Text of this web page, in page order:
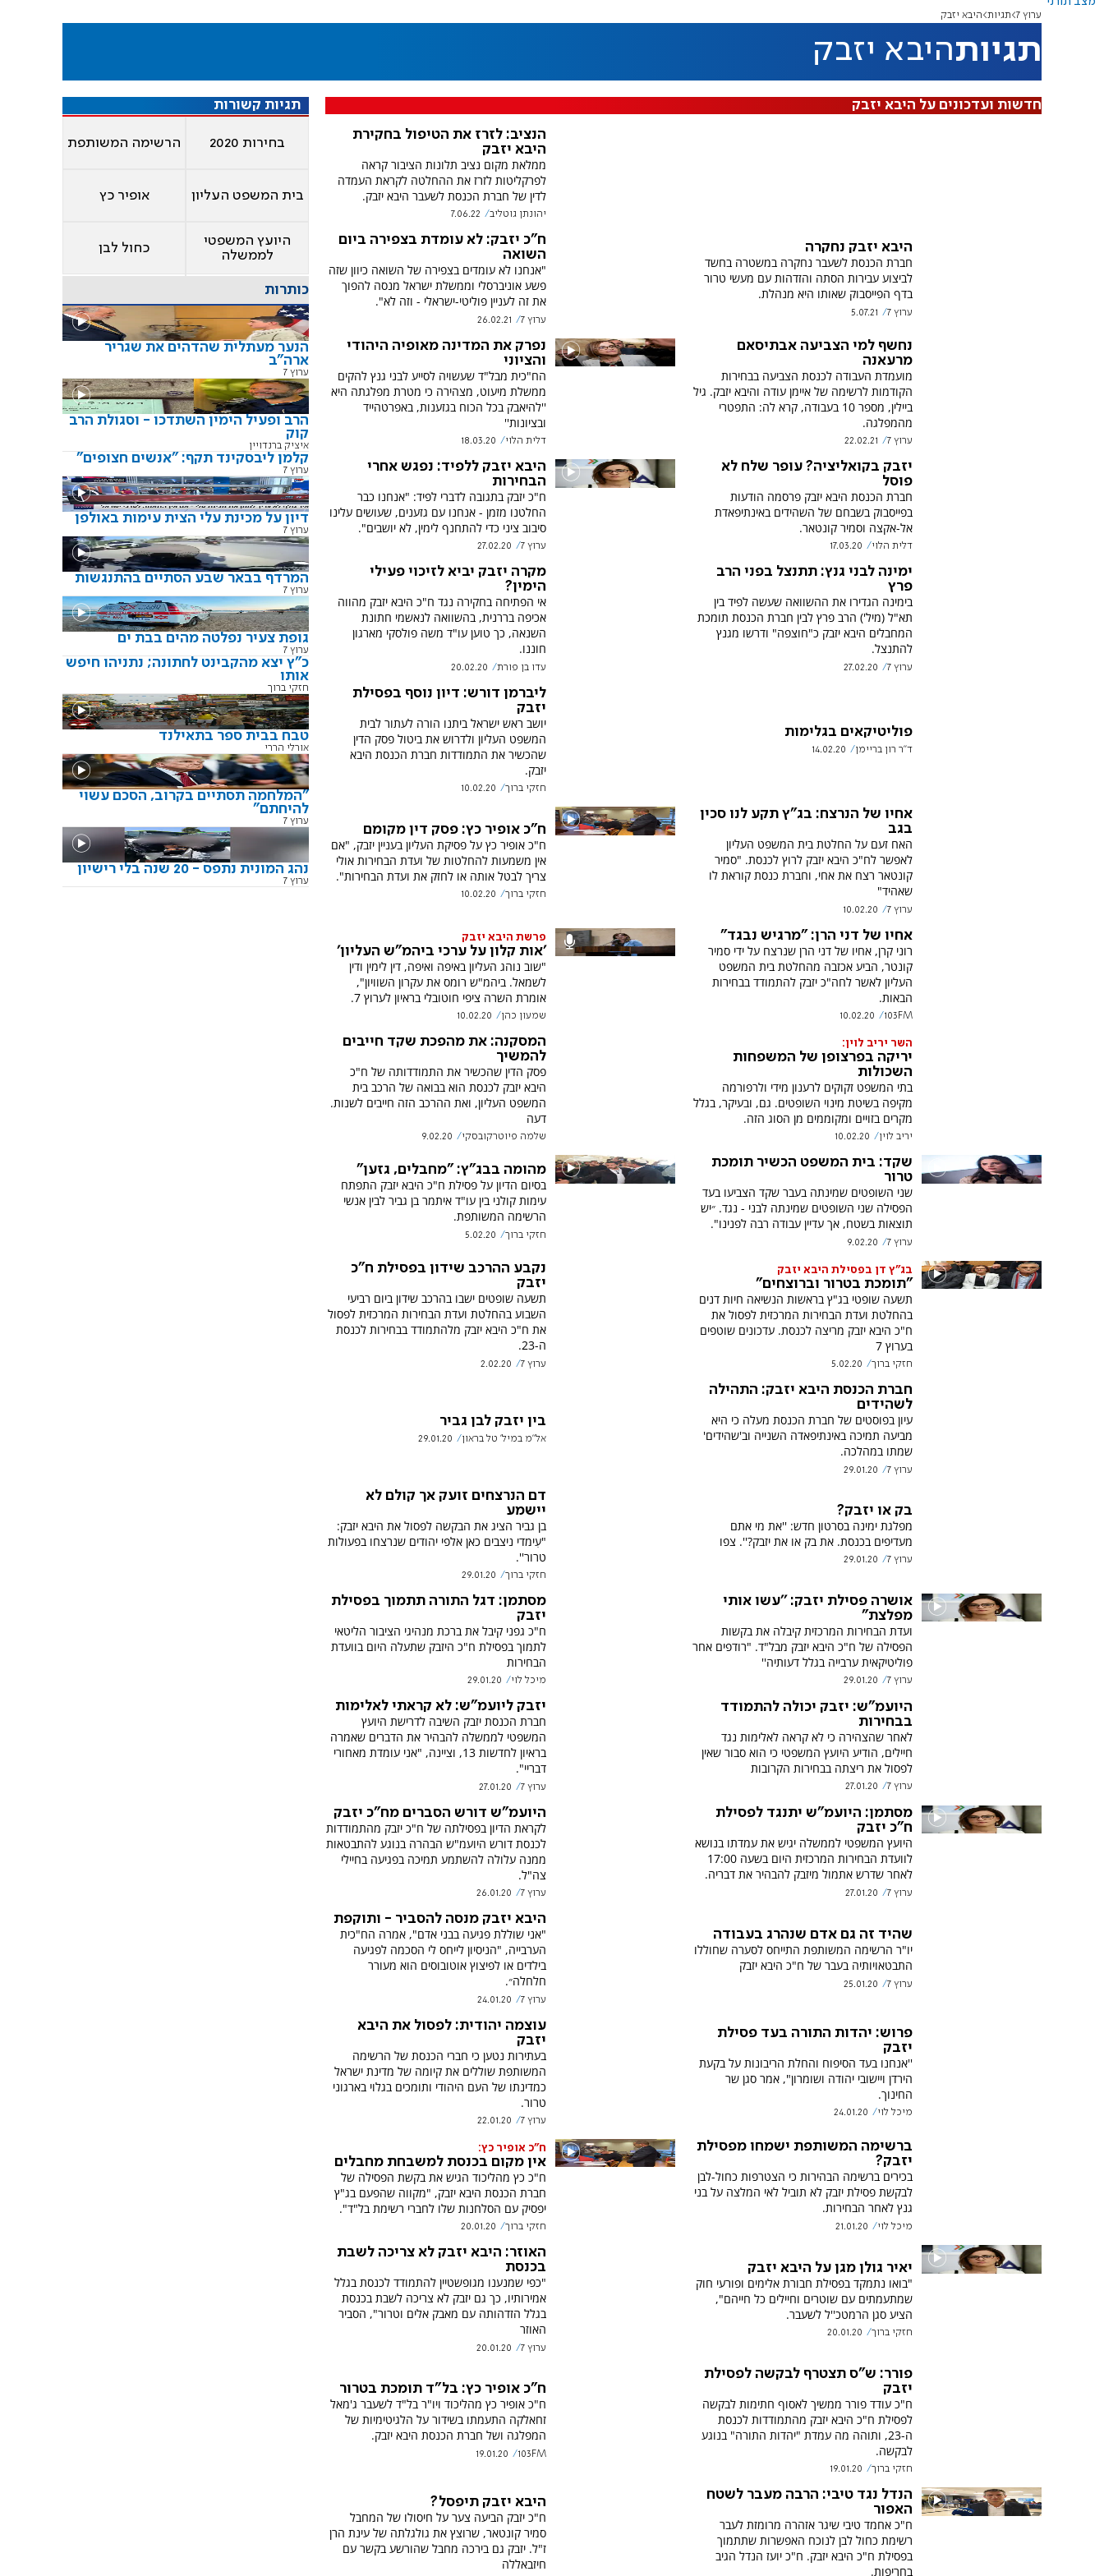
ערוץ 7 תגיות היבא יזבק
תגיותהיבא יזבק
חדשות ועדכונים על היבא יזבק
הנציב: לזרז את הטיפול בחקירת
היבא יזבק
ממלאת מקום נציב תלונות הציבור קראה
לפרקליטות לזרז את ההחלטה לקראת העמדה
לדין של חברת הכנסת לשעבר היבא יזבק.
יהונתן גוטליב 7.06.22
היבא יזבק נחקרה
חברת הכנסת לשעבר נחקרה במשטרה בחשד
לביצוע עבירות הסתה והזדהות עם מעשי טרור
בדף הפייסבוק שאותו היא מנהלת.
ערוץ 7 5.07.21
ח"כ יזבק: לא עומדת בצפירה ביום
השואה
"אנחנו לא עומדים בצפירה של השואה כיוון שזה
פשע אוניברסלי וממשלת ישראל מנסה להפוך
את זה לעניין פוליטי-ישראלי - וזה לא".
ערוץ 7 26.02.21
נחשף למי הצביעה אבתיסאם
מרעאנה
מועמדת העבודה לכנסת הצביעה בבחירות
הקודמות לרשימה של איימן עודה והיבא יזבק. גיל
ביילין, מספר 10 בעבודה, קרא לה: התפטרי
מהמפלגה.
ערוץ 7 22.02.21
נפרק את המדינה מאופיה היהודי
והציוני
הח"כית מבל"ד שעשויה לסייע לבני גנץ להקים
ממשלת מיעוט, מצהירה כי מטרת מפלגתה היא
''להיאבק בכל הכוח בגזענות, באפרטהייד
ובציונות''
דלית הלוי 18.03.20
יזבק בקואליציה? עופר שלח לא
פוסל
חברת הכנסת היבא יזבק פרסמה הודעות
בפייסבוק בשבחם של השהידים באינתיפאדת
אל-אקצה וסמיר קונטאר.
דלית הלוי 17.03.20
היבא יזבק ללפיד: נפגש אחרי
הבחירות
ח"כ יזבק בתגובה לדברי לפיד: "אנחנו כבר
החלטנו מזמן - אנחנו עם גזענים, שעושים עלינו
סיבוב ציני כדי להתחנף לימין, לא יושבים".
ערוץ 7 27.02.20
ימינה לבני גנץ: תתנצל בפני הרב
פרץ
בימינה הגדירו את ההשוואה שעשה לפיד בין
תא"ל (מיל') הרב פרץ לבין חברת הכנסת תומכת
המחבלים היבא יזבק כ"חוצפה" ודרשו מגנץ
להתנצל.
ערוץ 7 27.02.20
מקרה יזבק יביא לזיכוי פעילי
הימין?
אי הפתיחה בחקירה נגד ח"כ היבא יזבק מהווה
אכיפה בררנית, בהשוואה לנאשמי חתונת
השנאה, כך טוען עו"ד משה פולסקי מארגון
חוננו.
עדו בן פורת 20.02.20
פוליטיקאים בגלימות
ד"ר רון בריימן 14.02.20
ליברמן דורש: דיון נוסף בפסילת
יזבק
יושב ראש ישראל ביתנו הורה לעתור לבית
המשפט העליון ולדרוש את ביטול פסק הדין
שהכשיר את התמודדות חברת הכנסת היבא
יזבק.
חזקי ברוך 10.02.20
אחיו של הנרצח: בג"ץ תקע לנו סכין
בגב
האח זעם על החלטת בית המשפט העליון
לאפשר לח"כ היבא יזבק לרוץ לכנסת. "סמיר
קונטאר רצח את אחי, וחברת כנסת קוראת לו
שאהיד"
ערוץ 7 10.02.20
ח"כ אופיר כץ: פסק דין מקומם
ח"כ אופיר כץ על פסיקת העליון בעניין יזבק, "אם
אין משמעות להחלטות של ועדת הבחירות אולי
צריך לבטל אותה או לחזק את ועדת הבחירות".
חזקי ברוך 10.02.20
אחיו של דני הרן: "מרגיש נבגד"
רוני קרן, אחיו של דני הרן שנרצח על ידי סמיר
קונטר, הביע אכזבה מהחלטת בית המשפט
העליון לאשר לחה"כ יזבק להתמודד בבחירות
הבאות.
103FM
10.02.20
פרשת היבא יזבק
'אות קלון על ערכי ביהמ"ש העליון'
"שוב נוהג העליון באיפה ואיפה, דין לימין ודין
לשמאל. ביהמ"ש רומס את עקרון השוויון",
אומרת השרה ציפי חוטובלי בראיון לערוץ 7.
שמעון כהן 10.02.20
השר יריב לוין:
יריקה בפרצופן של המשפחות
השכולות
בתי המשפט זקוקים לרענון מידי ולרפורמה
מקיפה בשיטת מינוי השופטים. גם, ובעיקר, בגלל
מקרים בזויים ומקוממים מן הסוג הזה.
יריב לוין 10.02.20
המסקנה: את מהפכת שקד חייבים
להמשיך
פסק הדין שהכשיר את התמודדותה של ח"כ
היבא יזבק לכנסת הוא בבואה של הרכב בית
המשפט העליון, ואת ההרכב הזה חייבים לשנות.
דעה
שלמה פיוטרקובסקי 9.02.20
שקד: בית המשפט הכשיר תומכת
טרור
שני השופטים שמינתה בעבר שקד הצביעו בעד
הפסילה שני השופטים שמינתה לבני - נגד. ״יש
תוצאות בשטח, אך עדיין עבודה רבה לפנינו".
ערוץ 7 9.02.20
מהומה בבג"ץ: "מחבלים, גזען"
בסיום הדיון על פסילת ח"כ היבא יזבק התפתח
עימות קולני בין עו"ד איתמר בן גביר לבין אנשי
הרשימה המשותפת.
חזקי ברוך 5.02.20
בג"ץ דן בפסילת היבא יזבק
"תומכת בטרור וברוצחים"
תשעה שופטי בג"ץ בראשות הנשיאה חיות דנים
בהחלטת ועדת הבחירות המרכזית לפסול את
ח"כ היבא יזבק מריצה לכנסת. עדכונים שוטפים
בערוץ 7
חזקי ברוך 5.02.20
נקבע ההרכב שידון בפסילת ח"כ
יזבק
תשעה שופטים ישבו בהרכב שידון ביום רביעי
השבוע בהחלטת ועדת הבחירות המרכזית לפסול
את ח"כ היבא יזבק מלהתמודד בבחירות לכנסת
ה-23.
ערוץ 7 2.02.20
חברת הכנסת היבא יזבק: התהילה
לשהידים
עיון בפוסטים של חברת הכנסת מעלה כי היא
מביעה תמיכה באינתיפאדה השנייה וב'שהידים'
שמתו במהלכה.
ערוץ 7 29.01.20
בין יזבק לבן גביר
אל"מ במיל' טל בראון 29.01.20
בק או יזבק?
מפלגת ימינה בסרטון חדש: ''את מי אתם
מעדיפים בכנסת. את בק או את יזבק?''. צפו
ערוץ 7 29.01.20
דם הנרצחים זועק אך קולם לא
יישמע
בן גביר הציג את הבקשה לפסול את היבא יזבק:
"עִימדי ניצבים כאן אלפי יהודים שנרצחו בפעולות
טרור''.
חזקי ברוך 29.01.20
אושרה פסילת יזבק: ''עשו אותי
מפלצת"
ועדת הבחירות המרכזית קיבלה את בקשות
הפסילה של ח"כ היבא יזבק מבל"ד. "רודפים אחר
פוליטיקאית ערבייה בגלל דעותיה''
ערוץ 7 29.01.20
מסתמן: דגל התורה תתמוך בפסילת
יזבק
ח"כ גפני קיבל את ברכת מנהיגי הציבור הליטאי
לתמוך בפסילת ח"כ היזבק שתעלה היום בוועדת
הבחירות
מיכל לוי 29.01.20
היועמ"ש: יזבק יכולה להתמודד
בבחירות
לאחר שהצהירה כי לא קראה לאלימות נגד
חיילים, הודיע היועץ המשפטי כי הוא סבור שאין
לפסול את ריצתה בבחירות הקרובות
ערוץ 7 27.01.20
יזבק ליועמ"ש: לא קראתי לאלימות
חברת הכנסת יזבק השיבה לדרישת היועץ
המשפטי לממשלה להבהיר את הדברים שאמרה
בראיון לחדשות 13, וציינה, "אני עומדת מאחורי
דבריי".
ערוץ 7 27.01.20
מסתמן: היועמ"ש יתנגד לפסילת
ח"כ יזבק
היועץ המשפטי לממשלה יגיש את עמדתו בנושא
לוועדת הבחירות המרכזית היום בשעה 17:00
לאחר שדרש אתמול מיזבק להבהיר את דבריה.
ערוץ 7 27.01.20
היועמ"ש דורש הסברים מח"כ יזבק
לקראת הדיון בפסילתה של ח"כ יזבק מהתמודדות
לכנסת דורש היועמ"ש הבהרה בנוגע להתבטאות
ממנה עלולה להשתמע תמיכה בפגיעה בחיילי
צה"ל.
ערוץ 7 26.01.20
שהיד זה גם אדם שנהרג בעבודה
יו"ר הרשימה המשותפת התייחס לסערה שחוללו
התבטאויותיה בעבר של ח"כ היבא יזבק
ערוץ 7 25.01.20
היבא יזבק מנסה להסביר - ותוקפת
"אני שוללת פגיעה בבני אדם", אמרה הח"כית
הערבייה, "הניסיון לייחס לי הסכמה לפגיעה
בילדים או לפיצוץ אוטובוסים הוא מעורר
חלחלה״.
ערוץ 7 24.01.20
פרוש: יהדות התורה בעד פסילת
יזבק
''אנחנו בעד הסיפוח והחלת הריבונות על בקעת
הירדן ויישובי יהודה ושומרון", אמר סגן שר
החינוך.
מיכל לוי 24.01.20
עוצמה יהודית: לפסול את היבא
יזבק
בעתירות נטען כי חברי הכנסת של הרשימה
המשותפת שוללים את קיומה של מדינת ישראל
כמדינתו של העם היהודי ותומכים בגלוי בארגוני
טרור.
ערוץ 7 22.01.20
ברשימה המשותפת ישמחו מפסילת
יזבק?
בכירים ברשימה הבהירות כי הצטרפות כחול-לבן
לבקשת פסילת יזבק לא תוביל לאי המלצה על בני
גנץ לאחר הבחירות.
מיכל לוי 21.01.20
ח"כ אופיר כץ:
אין מקום בכנסת למשבחת מחבלים
ח"כ כץ מהליכוד הגיש את בקשת הפסילה של
חברת הכנסת היבא יזבק, "מקווה שהפעם בג"ץ
יפסיק עם הסלחנות שלו לחברי רשימת בל"ד".
חזקי ברוך 20.01.20
יאיר גולן מגן על היבא יזבק
"בואו נתמקד בפסילת חבורת אלימים ופורעי חוק
שמתעמתים עם שוטרים וחיילים כל חייהם",
הציע סגן הרמטכ''ל לשעבר.
חזקי ברוך 20.01.20
האוזר: היבא יזבק לא צריכה לשבת
בכנסת
"כפי שמנענו מגופשטיין להתמודד לכנסת בגלל
אמירותיו, כך גם יזבק לא צריכה לשבת בכנסת
בגלל הזדהותה עם מאבק אלים וטרור", הסביר
האוזר
ערוץ 7 20.01.20
פורר: ש"ס תצטרף לבקשה לפסילת
יזבק
ח"כ עודד פורר ממשיך לאסוף חתימות לבקשה
לפסילת ח"כ היבא יזבק מהתמודדות לכנסת
ה-23, ותוהה מה עמדת "יהדות התורה" בנוגע
לבקשה.
חזקי ברוך 19.01.20
ח"כ אופיר כץ: בל"ד תומכת בטרור
ח"כ אופיר כץ מהליכוד ויו"ר בל"ד לשעבר ג'מאל
זחאלקה התעמתו בשידור על הלגיטימיות של
המפלגה ושל חברת הכנסת היבא יזבק.
103FM
19.01.20
הנדל נגד טיבי: הרבה מעבר לשטח
האפור
ח"כ אחמד טיבי שיגר אזהרה מרומזת לעבר
רשימת כחול לבן לנוכח האפשרות שתתמוך
בפסילת ח"כ היבא יזבק. ח"כ יועז הנדל הגיב
בחריפות.
היבא יזבק תיפסל?
ח"כ יזבק הביעה צער על חיסולו של המחבל
סמיר קונטאר, שרוצץ את גולגלתה של עינת הרן
ז"ל. יזבק גם בירכה מחבל שהורשע בקשר עם
חיזבאללה
תגיות קשורות
בחירות 2020 הרשימה המשותפת
בית המשפט העליון אופיר כץ
היועץ המשפטי
לממשלה
כחול לבן
כותרות
הנער מעתלית שהדהים את שגריר
ארה"ב
ערוץ 7
הרב ופעיל הימין השתדכו - וסגולת הרב
קוק
איציק ברנדויין
קלמן ליבסקינד תקף: "אנשים חצופים"
ערוץ 7
דיון על מכינת עלי הצית עימות באולפן
ערוץ 7
המרדף בבאר שבע הסתיים בהתנגשות
ערוץ 7
גופת צעיר נפלטה מהים בבת ים
ערוץ 7
כ"ץ יצא מהקבינט לחתונה; נתניהו חיפש
אותו
חזקי ברוך
טבח בבית ספר בתאילנד
אורלי הררי
"המלחמה תסתיים בקרוב, הסכם עשוי
להיחתם"
ערוץ 7
נהג המונית נתפס - 20 שנה בלי רישיון
ערוץ 7